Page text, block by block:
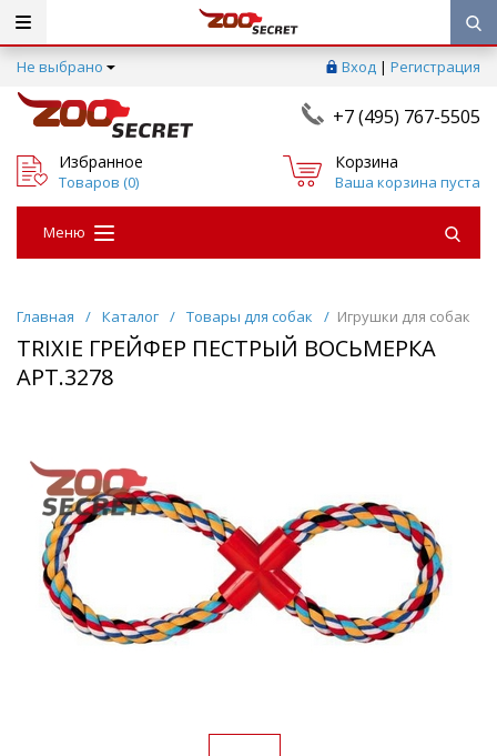
Не выбрано Вход | Регистрация
+7 (495) 767-5505
Избранное
Товаров (0)
Корзина
Ваша корзина пуста
Меню
Главная / Каталог / Товары для собак / Игрушки для собак
TRIXIE ГРЕЙФЕР ПЕСТРЫЙ ВОСЬМЕРКА
АРТ.3278